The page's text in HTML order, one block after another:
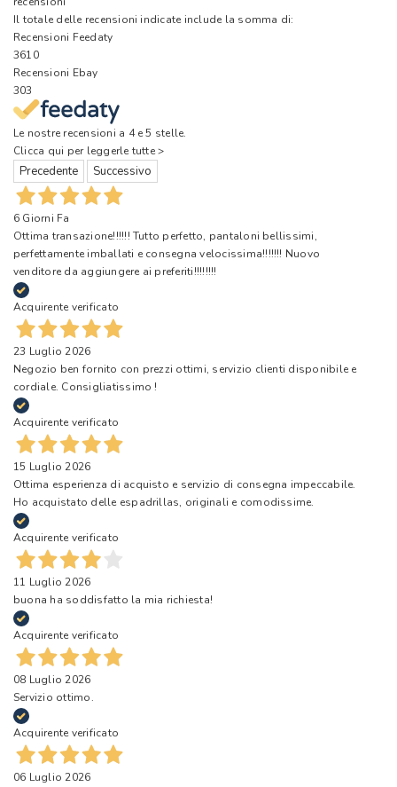
Il totale delle recensioni indicate include la somma di:
Recensioni Feedaty
3610
Recensioni Ebay
303
Le nostre recensioni a 4 e 5 stelle.
Clicca qui per leggerle tutte >
Precedente Successivo
6 Giorni Fa
Ottima transazione!!!!!! Tutto perfetto, pantaloni bellissimi,
perfettamente imballati e consegna velocissima!!!!!!! Nuovo
venditore da aggiungere ai preferiti!!!!!!!!
Acquirente verificato
23 Luglio 2026
Negozio ben fornito con prezzi ottimi, servizio clienti disponibile e
cordiale. Consigliatissimo !
Acquirente verificato
15 Luglio 2026
Ottima esperienza di acquisto e servizio di consegna impeccabile.
Ho acquistato delle espadrillas, originali e comodissime.
Acquirente verificato
11 Luglio 2026
buona ha soddisfatto la mia richiesta!
Acquirente verificato
08 Luglio 2026
Servizio ottimo.
Acquirente verificato
06 Luglio 2026